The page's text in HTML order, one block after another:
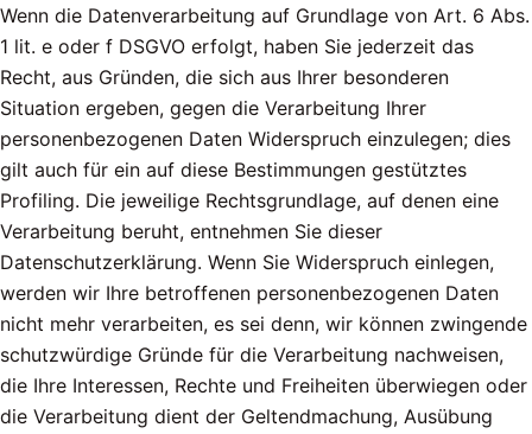
Wenn die Datenverarbeitung auf Grundlage von Art. 6 Abs.
1 lit. e oder f DSGVO erfolgt, haben Sie jederzeit das
Recht, aus Gründen, die sich aus Ihrer besonderen
Situation ergeben, gegen die Verarbeitung Ihrer
personenbezogenen Daten Widerspruch einzulegen; dies
gilt auch für ein auf diese Bestimmungen gestütztes
Profiling. Die jeweilige Rechtsgrundlage, auf denen eine
Verarbeitung beruht, entnehmen Sie dieser
Datenschutzerklärung. Wenn Sie Widerspruch einlegen,
werden wir Ihre betroffenen personenbezogenen Daten
nicht mehr verarbeiten, es sei denn, wir können zwingende
schutzwürdige Gründe für die Verarbeitung nachweisen,
die Ihre Interessen, Rechte und Freiheiten überwiegen oder
die Verarbeitung dient der Geltendmachung, Ausübung